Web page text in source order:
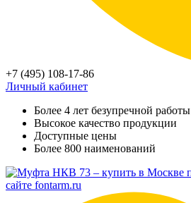
+7 (495) 108-17-86
Личный кабинет
Более 4 лет безупречной работы
Высокое качество продукции
Доступные цены
Более 800 наименований